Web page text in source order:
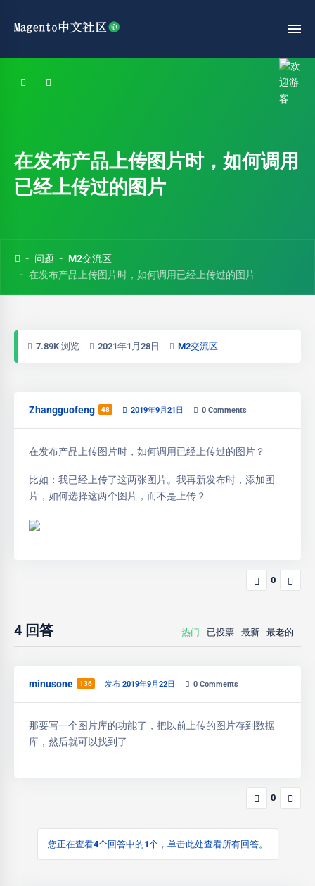
在发布产品上传图片时，如何调用
已经上传过的图片
问题
M2交流区
在发布产品上传图片时，如何调用已经上传过的图片
7.89K 浏览 2021年1月28日 M2交流区
Zhangguofeng 48 2019年9月21日 0 Comments
在发布产品上传图片时，如何调用已经上传过的图片？
比如：我已经上传了这两张图片。我再新发布时，添加图
片，如何选择这两个图片，而不是上传？
0
4 回答 热门 已投票 最新 最老的
minusone 136 发布 2019年9月22日 0 Comments
那要写一个图片库的功能了，把以前上传的图片存到数据
库，然后就可以找到了
0
您正在查看4个回答中的1个，单击此处查看所有回答。